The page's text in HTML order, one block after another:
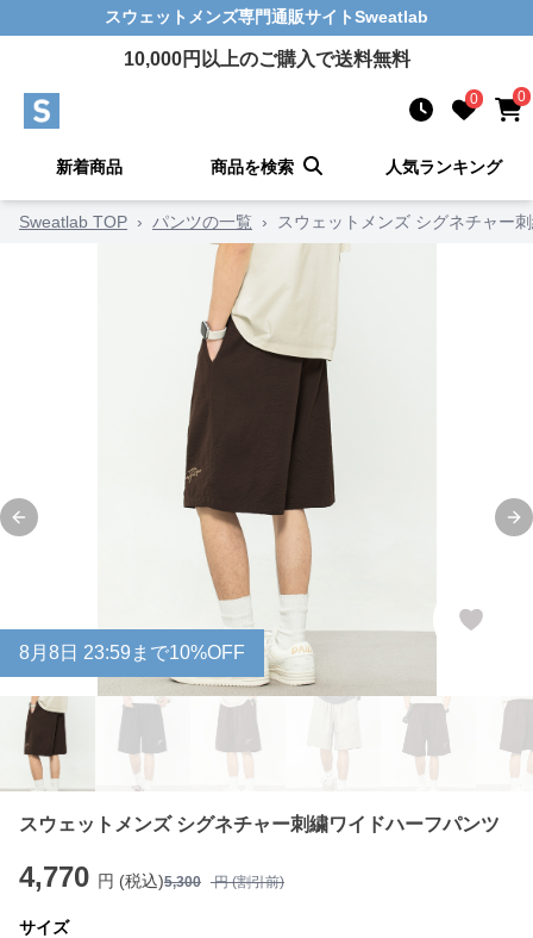
スウェットメンズ専門通販サイトSweatlab
10,000円以上のご購入で送料無料
0 0
新着商品 商品を検索 人気ランキング
Sweatlab TOP › パンツの一覧 › スウェットメンズ シグネチャー
Previous slide
8月 8日 23:59まで10%OFF
スウェットメンズ シグネチャー刺繍ワイドハーフパンツ
4,770 円 (税込)5,300 円 (割引前)
サイズ